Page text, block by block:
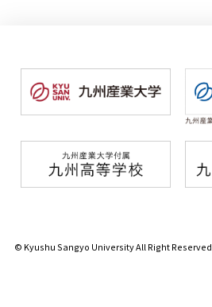
© Kyushu Sangyo University All Right Reserved